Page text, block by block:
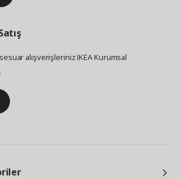
alışverişleriniz IKEA Kurumsal